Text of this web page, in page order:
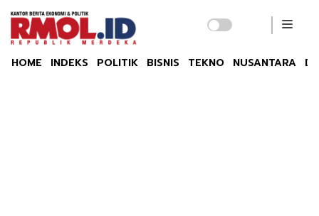
HOME INDEKS POLITIK BISNIS TEKNO NUSANTARA